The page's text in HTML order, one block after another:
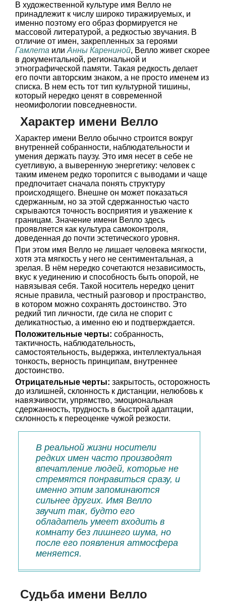
В художественной культуре имя Велло не
принадлежит к числу широко тиражируемых, и
именно поэтому его образ формируется не
массовой литературой, а редкостью звучания. В
отличие от имен, закрепленных за героями
Гамлета или Анны Карениной, Велло живет скорее
в документальной, региональной и
этнографической памяти. Такая редкость делает
его почти авторским знаком, а не просто именем из
списка. В нем есть тот тип культурной тишины,
который нередко ценят в современной
неомифологии повседневности.
Характер имени Велло
Характер имени Велло обычно строится вокруг
внутренней собранности, наблюдательности и
умения держать паузу. Это имя несет в себе не
суетливую, а выверенную энергетику: человек с
таким именем редко торопится с выводами и чаще
предпочитает сначала понять структуру
происходящего. Внешне он может показаться
сдержанным, но за этой сдержанностью часто
скрываются точность восприятия и уважение к
границам. Значение имени Велло здесь
проявляется как культура самоконтроля,
доведенная до почти эстетического уровня.
При этом имя Велло не лишает человека мягкости,
хотя эта мягкость у него не сентиментальная, а
зрелая. В нём нередко сочетаются независимость,
вкус к уединению и способность быть опорой, не
навязывая себя. Такой носитель нередко ценит
ясные правила, честный разговор и пространство,
в котором можно сохранять достоинство. Это
редкий тип личности, где сила не спорит с
деликатностью, а именно ею и подтверждается.
Положительные черты: собранность,
тактичность, наблюдательность,
самостоятельность, выдержка, интеллектуальная
тонкость, верность принципам, внутреннее
достоинство.
Отрицательные черты: закрытость, осторожность
до излишней, склонность к дистанции, нелюбовь к
навязчивости, упрямство, эмоциональная
сдержанность, трудность в быстрой адаптации,
склонность к переоценке чужой резкости.
В реальной жизни носители
редких имен часто производят
впечатление людей, которые не
стремятся понравиться сразу, и
именно этим запоминаются
сильнее других. Имя Велло
звучит так, будто его
обладатель умеет входить в
комнату без лишнего шума, но
после его появления атмосфера
меняется.
Судьба имени Велло